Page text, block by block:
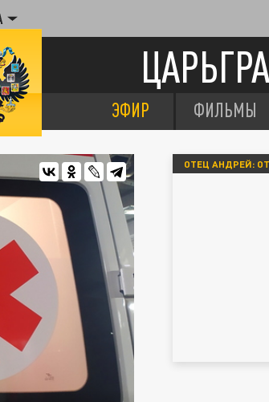
ЭФИР ФИЛЬМЫ
ОТЕЦ АНДРЕЙ: